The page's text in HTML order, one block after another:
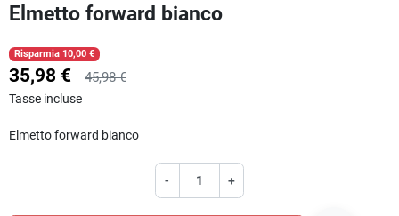
Elmetto forward bianco
Risparmia 10,00 €
35,98 € 45,98 €
Tasse incluse
Elmetto forward bianco
- +